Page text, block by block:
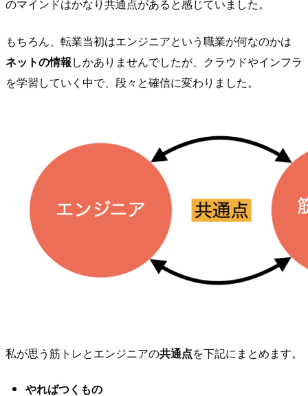
のマインドはかなり共通点があると感じていました。
もちろん、転業当初はエンジニアという職業が何なのかは
ネットの情報しかありませんでしたが、クラウドやインフラ
を学習していく中で、段々と確信に変わりました。
私が思う筋トレとエンジニアの共通点を下記にまとめます。
やればつくもの